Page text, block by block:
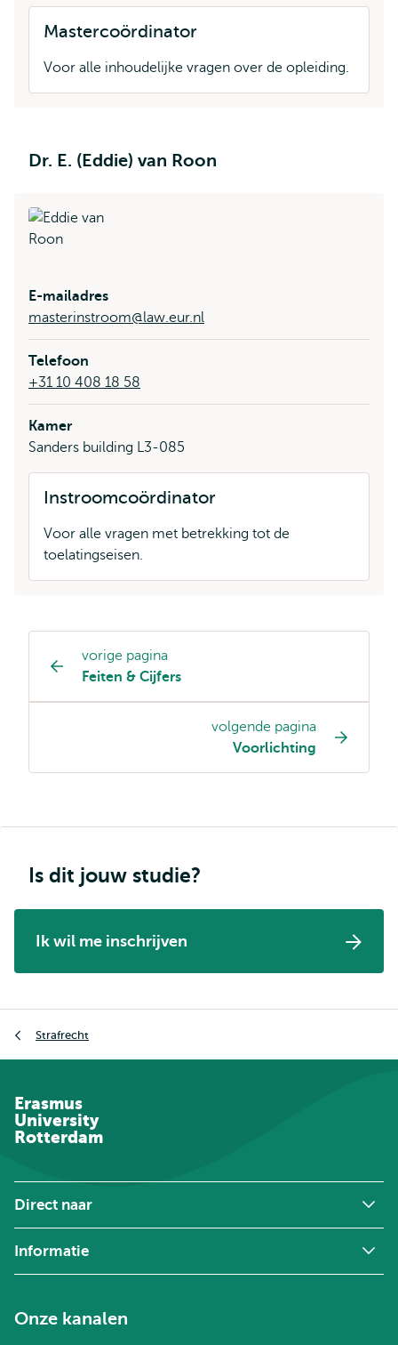
Mastercoördinator
Voor alle inhoudelijke vragen over de opleiding.
Dr. E. (Eddie) van Roon
E-mailadres
masterinstroom@law.eur.nl
Telefoon
+31 10 408 18 58
Kamer
Sanders building L3-085
Instroomcoördinator
Voor alle vragen met betrekking tot de
toelatingseisen.
Opleiding
pagina
navigatie
vorige pagina
Feiten & Cijfers
volgende pagina
Voorlichting
Is dit jouw studie?
Ik wil me inschrijven
Strafrecht
Erasmus
University
Rotterdam
Direct naar
Informatie
Onze kanalen